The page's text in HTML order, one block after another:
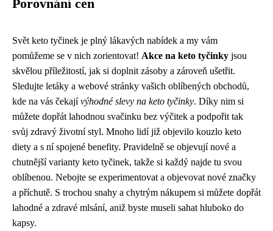
Porovnání cen
Svět keto tyčinek je plný lákavých nabídek a my vám
pomůžeme se v nich zorientovat! Akce na keto tyčinky jsou
skvělou příležitostí, jak si doplnit zásoby a zároveň ušetřit.
Sledujte letáky a webové stránky vašich oblíbených obchodů,
kde na vás čekajívýhodné slevy na keto tyčinky. Díky nim si
můžete dopřát lahodnou svačinku bez výčitek a podpořit tak
svůj zdravý životní styl. Mnoho lidí již objevilo kouzlo keto
diety a s ní spojené benefity. Pravidelně se objevují nové a
chutnější varianty keto tyčinek, takže si každý najde tu svou
oblíbenou. Nebojte se experimentovat a objevovat nové značky
a příchutě. S trochou snahy a chytrým nákupem si můžete dopřát
lahodné a zdravé mlsání, aniž byste museli sahat hluboko do
kapsy.